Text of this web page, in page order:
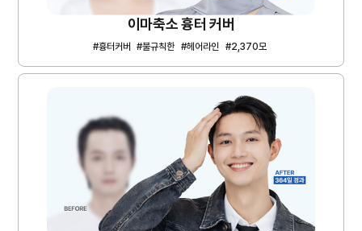
이마축소 흉터 커버
#흉터커버 #불규칙한 #헤어라인 #2,370모